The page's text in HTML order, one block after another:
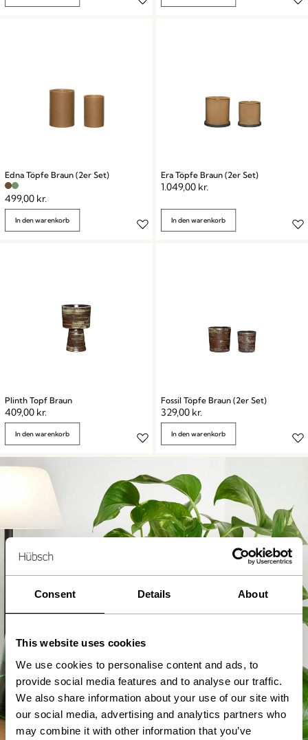
Consent Details About
This website uses cookies
We use cookies to personalise content and ads, to
provide social media features and to analyse our traffic.
We also share information about your use of our site with
our social media, advertising and analytics partners who
may combine it with other information that you’ve
Edna Töpfe Braun (2er Set)
499,00 kr.
In den warenkorb
Era Töpfe Braun (2er Set)
1.049,00 kr.
In den warenkorb
Plinth Topf Braun
409,00 kr.
In den warenkorb
Fossil Töpfe Braun (2er Set)
329,00 kr.
In den warenkorb
Blumentöpfe
Jetzt Shoppen